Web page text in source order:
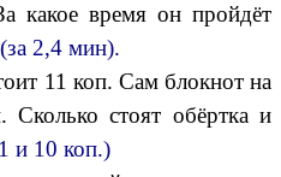
какое время он пройдёт
(за 2,4 мин).
11 коп. Сам блокнот на
стоят обёртка и
и 10 коп.)